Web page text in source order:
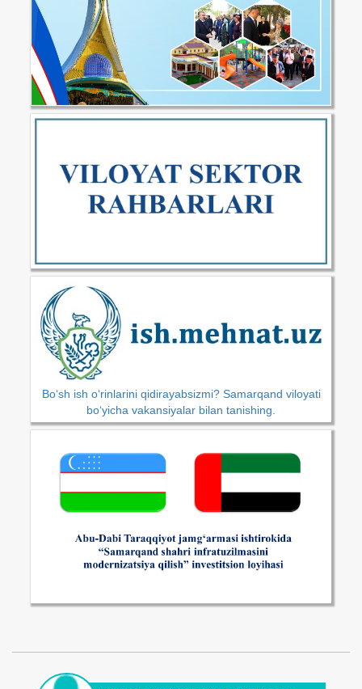
Bo‘sh ish o‘rinlarini qidirayabsizmi? Samarqand viloyati
bo‘yicha vakansiyalar bilan tanishing.